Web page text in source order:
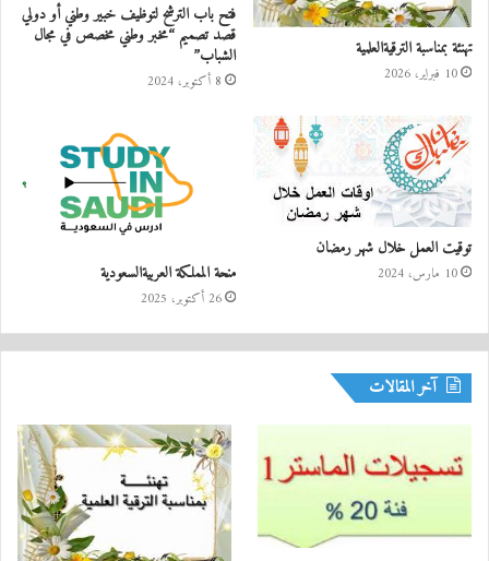
تهنئة بمناسبة الترقيةالعلمية
10 فبراير، 2026
فتح باب الترشح لتوظيف خبير وطني أو دولي
قصد تصميم “مخبر وطني مخصص في مجال
الشباب”
8 أكتوبر، 2024
توقيت العمل خلال شهر رمضان
10 مارس، 2024 منحة المملكة العربيةالسعودية
26 أكتوبر، 2025
آخر المقالات